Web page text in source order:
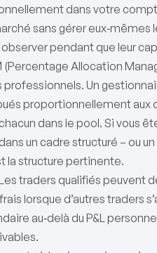
dans votre
sans gérer eux‑mêmes
pendant que leur
(Percentage Allocation
Un
proportionnellement aux
dans le pool. Si vous
un cadre structuré – ou
la structure pertinente.
traders qualifiés peuvent
lorsque d’autres traders
au‑delà du P&L